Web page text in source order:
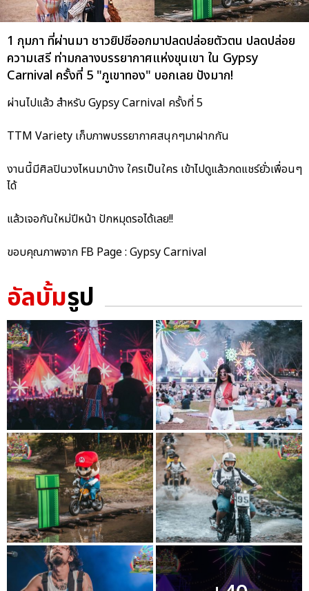
1 กุมภา ที่ผ่านมา ชาวยิปซีออกมาปลดปล่อยตัวตน ปลดปล่อย
ความเสรี ท่ามกลางบรรยากาศแห่งขุนเขา ใน Gypsy
Carnival ครั้งที่ 5 "ภูเขาทอง" บอกเลย ปังมาก!
ผ่านไปแล้ว สำหรับ Gypsy Carnival ครั้งที่ 5
TTM Variety เก็บภาพบรรยากาศสนุกๆมาฝากกัน
งานนี้มีศิลปินวงไหนมาบ้าง ใครเป็นใคร เข้าไปดูแล้วกดแชร์ยั่วเพื่อนๆ
ได้
แล้วเจอกันใหม่ปีหน้า ปักหมุดรอได้เลย!!
ขอบคุณภาพจาก FB Page : Gypsy Carnival
อัลบั้มรูป